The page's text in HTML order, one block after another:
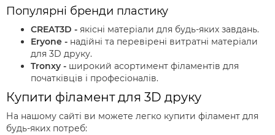
Популярні бренди пластику
CREAT3D - якісні матеріали для будь-яких завдань.
Eryone - надійні та перевірені витратні матеріали
для 3D друку.
Tronxy - широкий асортимент філаментів для
початківців і професіоналів.
Купити філамент для 3D друку
На нашому сайті ви можете легко купити філамент для
будь-яких потреб: